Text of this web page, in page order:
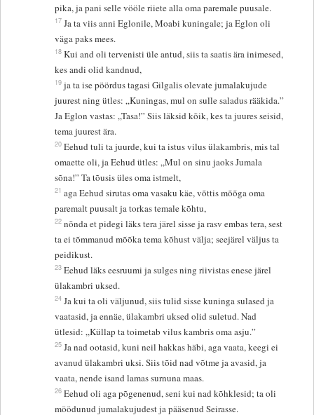
pika, ja pani selle vööle riiete alla oma paremale puusale.
17 Ja ta viis anni Eglonile, Moabi kuningale; ja Eglon oli
väga paks mees.
18 Kui and oli tervenisti üle antud, siis ta saatis ära inimesed,
kes andi olid kandnud,
19 ja ta ise pöördus tagasi Gilgalis olevate jumalakujude
juurest ning ütles: „Kuningas, mul on sulle saladus rääkida.”
Ja Eglon vastas: „Tasa!” Siis läksid kõik, kes ta juures seisid,
tema juurest ära.
20 Eehud tuli ta juurde, kui ta istus vilus ülakambris, mis tal
omaette oli, ja Eehud ütles: „Mul on sinu jaoks Jumala
sõna!” Ta tõusis üles oma istmelt,
21 aga Eehud sirutas oma vasaku käe, võttis mõõga oma
paremalt puusalt ja torkas temale kõhtu,
22 nõnda et pidegi läks tera järel sisse ja rasv embas tera, sest
ta ei tõmmanud mõõka tema kõhust välja; seejärel väljus ta
peidikust.
23 Eehud läks eesruumi ja sulges ning riivistas enese järel
ülakambri uksed.
24 Ja kui ta oli väljunud, siis tulid sisse kuninga sulased ja
vaatasid, ja ennäe, ülakambri uksed olid suletud. Nad
ütlesid: „Küllap ta toimetab vilus kambris oma asju.”
25 Ja nad ootasid, kuni neil hakkas häbi, aga vaata, keegi ei
avanud ülakambri uksi. Siis tõid nad võtme ja avasid, ja
vaata, nende isand lamas surnuna maas.
26 Eehud oli aga põgenenud, seni kui nad kõhklesid; ta oli
möödunud jumalakujudest ja pääsenud Seirasse.